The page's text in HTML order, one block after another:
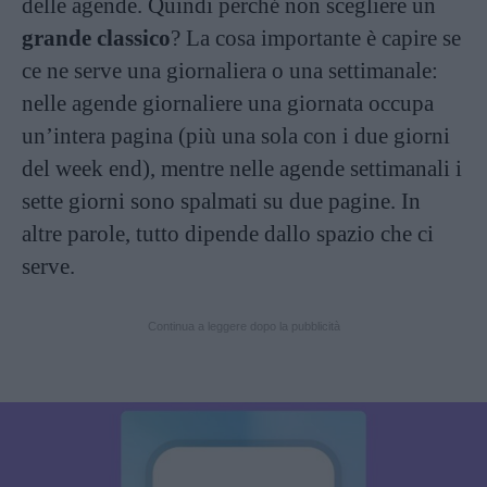
delle agende. Quindi perché non scegliere un
grande classico? La cosa importante è capire se
ce ne serve una giornaliera o una settimanale:
nelle agende giornaliere una giornata occupa
un’intera pagina (più una sola con i due giorni
del week end), mentre nelle agende settimanali i
sette giorni sono spalmati su due pagine. In
altre parole, tutto dipende dallo spazio che ci
serve.